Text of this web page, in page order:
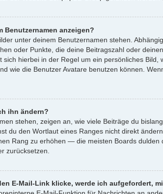
Benutzernamen anzeigen?
unter deinem Benutzernamen stehen.
oder Punkte, die deine Beitragszahl oder
sich hierbei in der Regel um ein persönliches
wie die Benutzer Avatare benutzen können.
ihn ändern?
stehen, zeigen an, wie viele Beiträge du
du den Wortlaut eines Ranges nicht direkt
Rang zu erhöhen — die meisten Boards
zurücksetzen.
E-Mail-Link klicke, werde ich aufgefordert,